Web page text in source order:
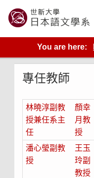
content
世新大學教學單位的網站
You are here:
專任教師
林曉淳副教
授兼任系主
任
顏幸
月教
授
潘心瑩副教
授
王玉
玲副
教授